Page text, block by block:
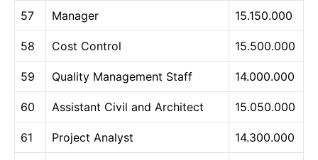
57 Manager 15.150.000
58 Cost Control 15.500.000
59 Quality Management Staff 14.000.000
60 Assistant Civil and Architect 15.050.000
61 Project Analyst 14.300.000